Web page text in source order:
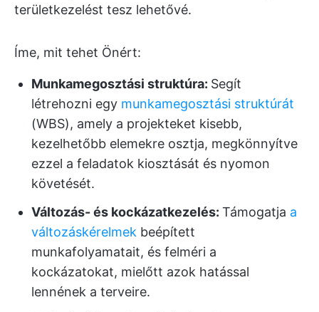
területkezelést tesz lehetővé.
Íme, mit tehet Önért:
Munkamegosztási struktúra: Segít
létrehozni egy munkamegosztási struktúrát
(WBS), amely a projekteket kisebb,
kezelhetőbb elemekre osztja, megkönnyítve
ezzel a feladatok kiosztását és nyomon
követését.
Változás- és kockázatkezelés: Támogatja a
változáskérelmek beépített
munkafolyamatait, és felméri a
kockázatokat, mielőtt azok hatással
lennének a terveire.